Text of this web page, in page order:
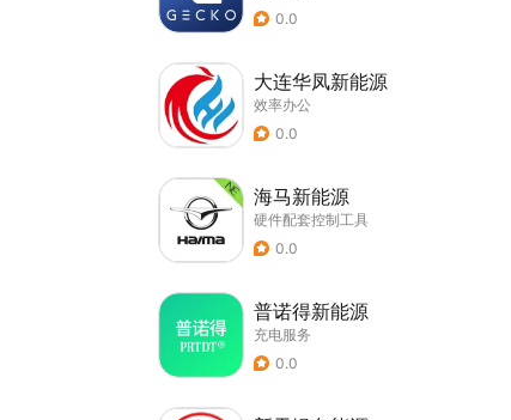
0.0
大连华凤新能源
效率办公
0.0
海马新能源
硬件配套控制工具
0.0
普诺得新能源
充电服务
0.0